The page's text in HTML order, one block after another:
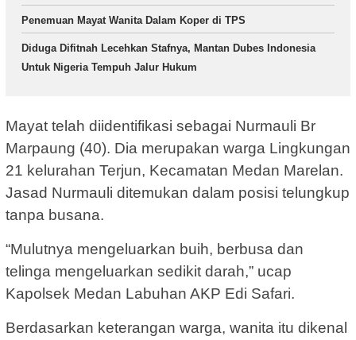
Penemuan Mayat Wanita Dalam Koper di TPS
Diduga Difitnah Lecehkan Stafnya, Mantan Dubes Indonesia
Untuk Nigeria Tempuh Jalur Hukum
Mayat telah diidentifikasi sebagai Nurmauli Br
Marpaung (40). Dia merupakan warga Lingkungan
21 kelurahan Terjun, Kecamatan Medan Marelan.
Jasad Nurmauli ditemukan dalam posisi telungkup
tanpa busana.
“Mulutnya mengeluarkan buih, berbusa dan
telinga mengeluarkan sedikit darah,” ucap
Kapolsek Medan Labuhan AKP Edi Safari.
Berdasarkan keterangan warga, wanita itu dikenal